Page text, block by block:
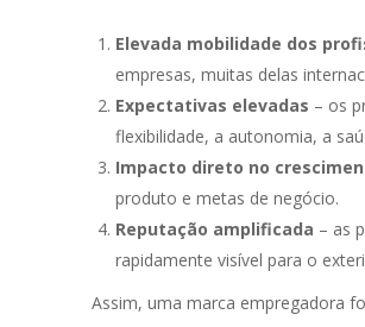
Elevada mobilidade dos
empresas, muitas delas
Expectativas elevadas – os
flexibilidade, a autonomia, a
Impacto direto no
produto e metas de negócio.
Reputação amplificada – as
rapidamente visível para o
Assim, uma marca empregadora